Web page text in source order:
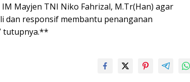
Mayjen TNI Niko Fahrizal, M.Tr(Han) agar
dan responsif membantu penanganan
tutupnya.**